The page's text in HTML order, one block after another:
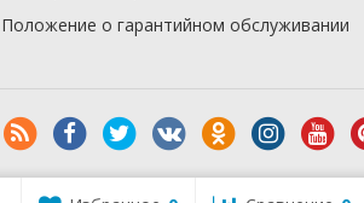
Положение о гарантийном обслуживании